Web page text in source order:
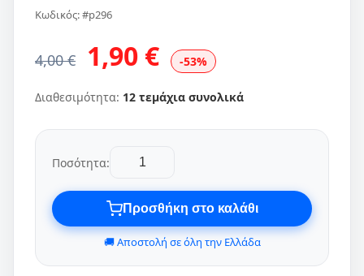
Κωδικός: #p296
4,00 € 1,90 € -53%
Διαθεσιμότητα: 12 τεμάχια συνολικά
Ποσότητα:
Προσθήκη στο καλάθι
🚚 Αποστολή σε όλη την Ελλάδα